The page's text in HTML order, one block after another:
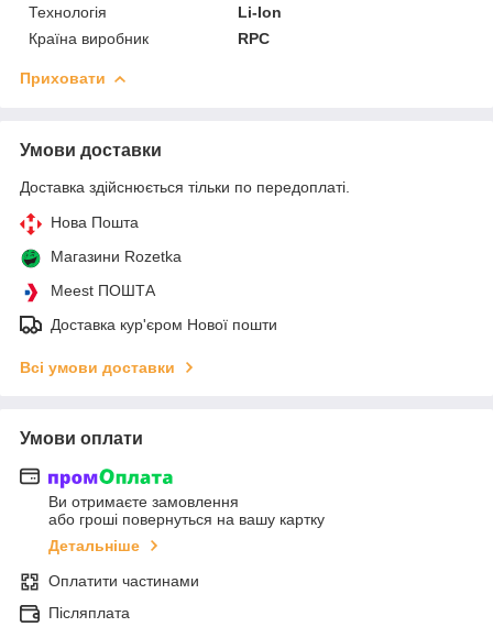
Технологія
Li‑Ion
Країна виробник
RPC
Приховати
Умови доставки
Доставка здійснюється тільки по передоплаті.
Нова Пошта
Магазини Rozetka
Meest ПОШТА
Доставка кур'єром Нової пошти
Всі умови доставки
Умови оплати
Ви отримаєте замовлення
або гроші повернуться на вашу картку
Детальніше
Оплатити частинами
Післяплата